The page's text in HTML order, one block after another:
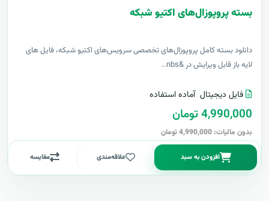
بسته پروپوزال‌های اکتیو شبکه
دانلود بسته کامل پروپوزال‌های تخصصی سرویس‌های اکتیو شبکه، فایل های
لایه باز قابل ویرایش در &nbs..
فایل دیجیتال آماده استفاده
4,990,000 تومان
بدون مالیات: 4,990,000 تومان
افزودن به سبد علاقه‌مندی مقایسه